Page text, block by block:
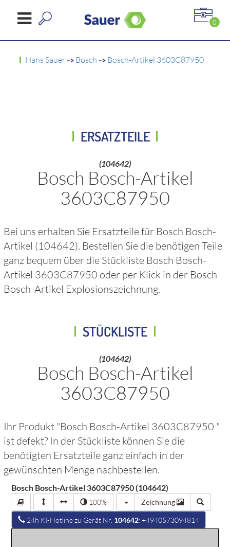
0
Hans Sauer-> Bosch -> Bosch-Artikel 3603C87950
ERSATZTEILE
(104642)
Bosch Bosch-Artikel
3603C87950
Bei uns erhalten Sie Ersatzteile für Bosch Bosch-
Artikel (104642). Bestellen Sie die benötigen Teile
ganz bequem über die Stückliste Bosch Bosch-
Artikel 3603C87950 oder per Klick in der Bosch
Bosch-Artikel Explosionszeichnung.
STÜCKLISTE
(104642)
Bosch Bosch-Artikel
3603C87950
Ihr Produkt "Bosch Bosch-Artikel 3603C87950 "
ist defekt? In der Stückliste können Sie die
benötigten Ersatzteile ganz einfach in der
gewünschten Menge nachbestellen.
Bosch Bosch-Artikel 3603C87950 (104642)
100% Zeichnung
24h KI-Hotline zu Gerät Nr. 104642: +4940573094814